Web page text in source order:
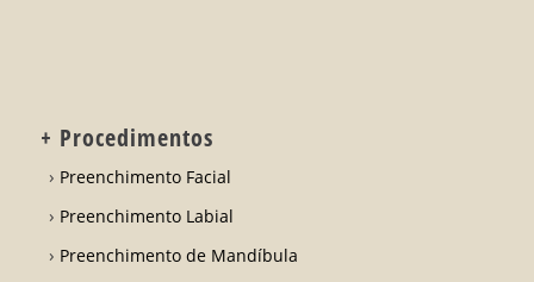
+ Procedimentos
Preenchimento Facial
Preenchimento Labial
Preenchimento de Mandíbula